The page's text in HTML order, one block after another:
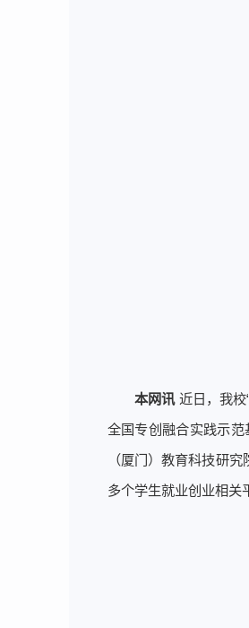
本网讯近日，我校
全国专创融合实践示
（厦门）教育科技研
多个学生就业创业相关